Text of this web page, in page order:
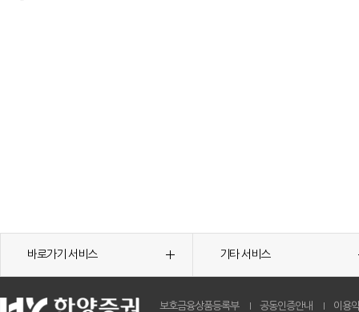
바로가기 서비스 기타 서비스
보호금융상품등록부 공동인증안내 이용